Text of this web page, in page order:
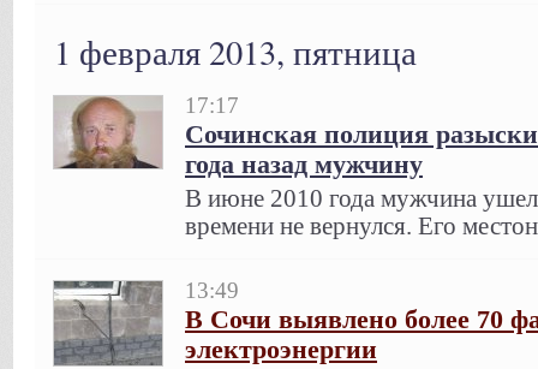
1 февраля 2013, пятница
17:17
Сочинская полиция
года назад мужчину
В июне 2010 года мужчина
времени не вернулся. Его
13:49
В Сочи выявлено более 70
электроэнергии